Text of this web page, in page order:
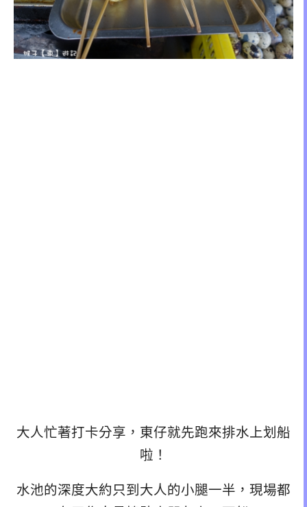
大人忙著打卡分享，東仔就先跑來排水上划船
啦！
水池的深度大約只到大人的小腿一半，現場都